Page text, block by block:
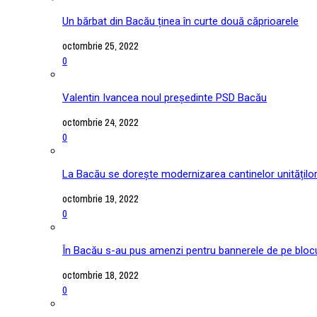
Un bărbat din Bacău ținea în curte două căprioarele
octombrie 25, 2022
0
Valentin Ivancea noul președinte PSD Bacău
octombrie 24, 2022
0
La Bacău se dorește modernizarea cantinelor
octombrie 19, 2022
0
În Bacău s-au pus amenzi pentru bannerele de pe
octombrie 18, 2022
0